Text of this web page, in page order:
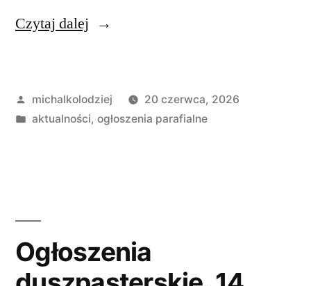
Czytaj dalej „Ogłoszenia
Niedziela
w
czerwca
A.
Opublikowane
przez
michalkolodziej
20 czerwca, 2026
Opublikowano
aktualności, ogłoszenia parafialne
Ogłoszenia